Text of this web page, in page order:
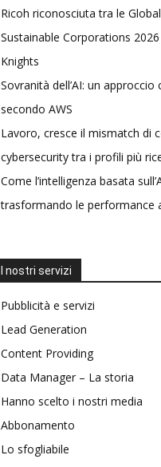
Ricoh riconosciuta tra le
Sustainable Corporations
Knights
Sovranità dell’AI: un approccio
secondo AWS
Lavoro, cresce il mismatch di
cybersecurity tra i profili più
Come l’intelligenza basata
trasformando le performance
I nostri servizi
Pubblicità e servizi
Lead Generation
Content Providing
Data Manager – La storia
Hanno scelto i nostri media
Abbonamento
Lo sfogliabile